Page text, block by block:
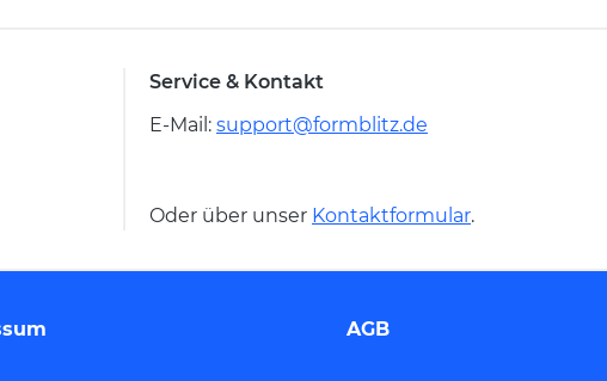
Service & Kontakt
E-Mail: support@formblitz.de
Oder über unser Kontaktformular.
AGB